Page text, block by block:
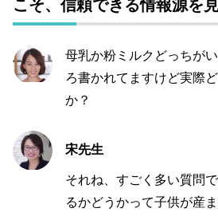
こそ、信頼できる情報源を
母乳か粉ミルクどっちがい
ろ書かれてますけど実際
か？
宋先生
それね、すごく多い質問
るかどうかって子供が産